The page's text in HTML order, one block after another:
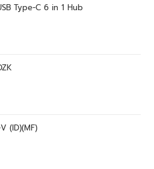
Type-C 6 in 1 Hub
(ID)(MF)